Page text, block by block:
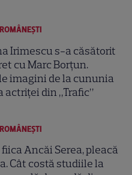
Irimescu s-a căsătorit
cu Marc Borțun.
imagini de la cununia
actriței din „Trafic”
fiica Ancăi Serea, pleacă
Cât costă studiile la